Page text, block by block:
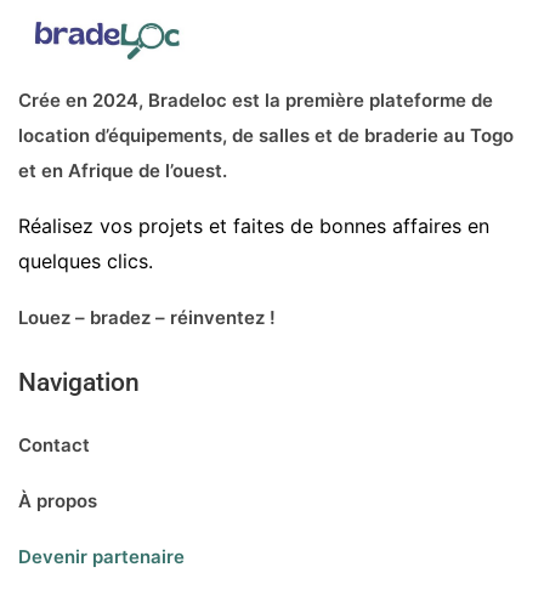
Crée en 2024, Bradeloc est la première plateforme de
location d’équipements, de salles et de braderie au Togo
et en Afrique de l’ouest.
Réalisez vos projets et faites de bonnes affaires en
quelques clics.
Louez – bradez – réinventez !
Navigation
Contact
À propos
Devenir partenaire